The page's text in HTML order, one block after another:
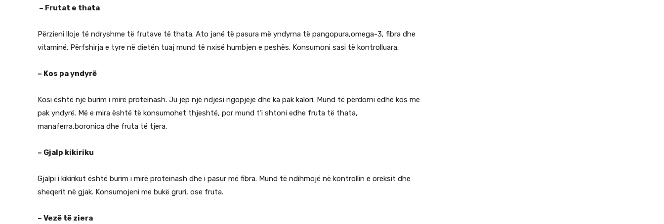
– Frutat e thata
Përzieni lloje të ndryshme të frutave të thata. Ato janë të pasura më yndyrna të pangopura,omega-3, fibra dhe
vitaminë. Përfshirja e tyre në dietën tuaj mund të nxisë humbjen e peshës. Konsumoni sasi të kontrolluara.
– Kos pa yndyrë
Kosi është një burim i mirë proteinash. Ju jep një ndjesi ngopjeje dhe ka pak kalori. Mund të përdorni edhe kos me
pak yndyrë. Më e mira është të konsumohet thjeshtë, por mund t’i shtoni edhe fruta të thata,
manaferra,boronica dhe fruta të tjera.
– Gjalp kikiriku
Gjalpi i kikirikut është burim i mirë proteinash dhe i pasur më fibra. Mund të ndihmojë në kontrollin e oreksit dhe
sheqerit në gjak. Konsumojeni me bukë gruri, ose fruta.
– Vezë të ziera